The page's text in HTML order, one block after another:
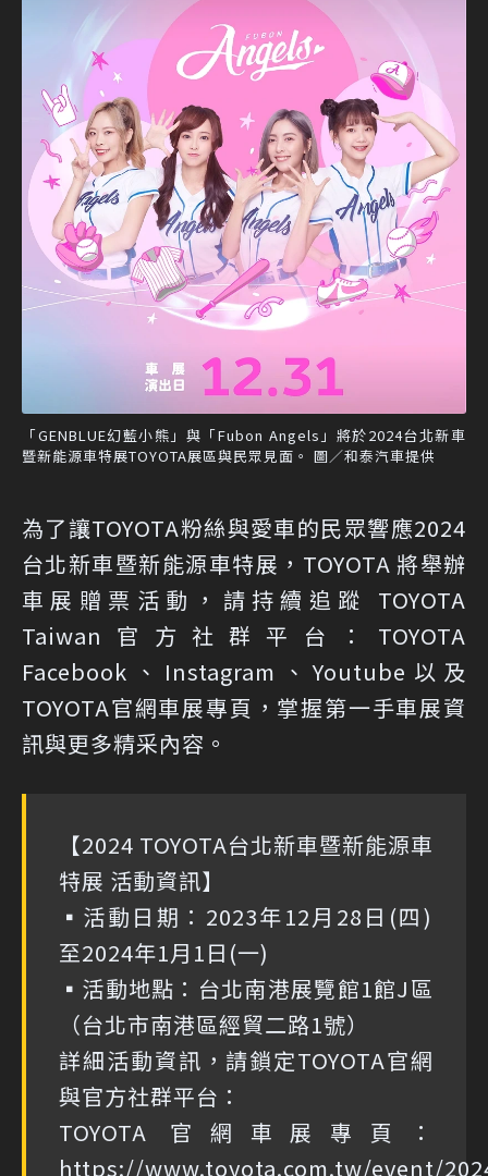
「GENBLUE幻藍小熊」與「Fubon Angels」將於2024台北新車
暨新能源車特展TOYOTA展區與民眾見面。 圖／和泰汽車提供
為了讓TOYOTA粉絲與愛車的民眾響應2024
台北新車暨新能源車特展，TOYOTA 將舉辦
車展贈票活動，請持續追蹤 TOYOTA
Taiwan官方社群平台：TOYOTA
Facebook、Instagram、Youtube以及
TOYOTA官網車展專頁，掌握第一手車展資
訊與更多精采內容。
【2024 TOYOTA台北新車暨新能源車
特展 活動資訊】
▪️活動日期：2023年12月28日(四)
至2024年1月1日(一)
▪️活動地點：台北南港展覽館1館J區
（台北市南港區經貿二路1號）
詳細活動資訊，請鎖定TOYOTA官網
與官方社群平台：
TOYOTA 官網車展專頁：
https://www.toyota.com.tw/event/